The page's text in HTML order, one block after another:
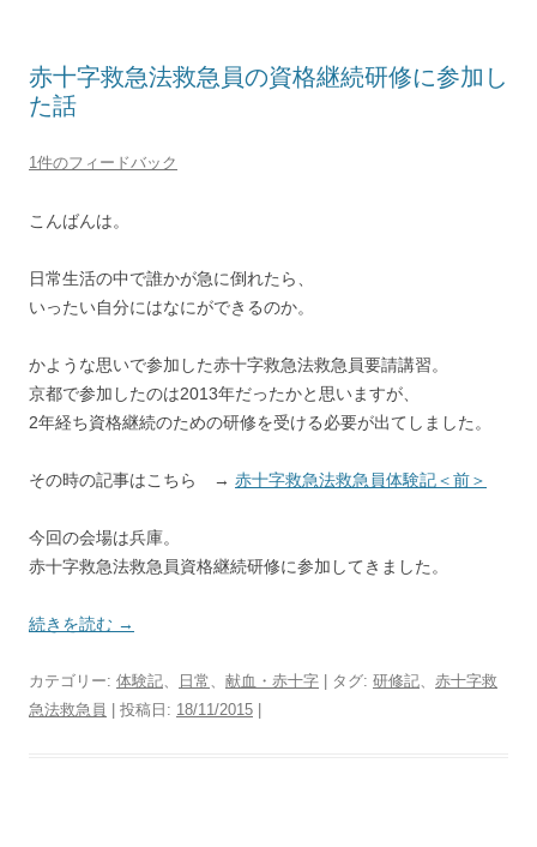
赤十字救急法救急員の資格継続研修に参加し
た話
1件のフィードバック
こんばんは。
日常生活の中で誰かが急に倒れたら、
いったい自分にはなにができるのか。
かような思いで参加した赤十字救急法救急員要請講習。
京都で参加したのは2013年だったかと思いますが、
2年経ち資格継続のための研修を受ける必要が出てしました。
その時の記事はこちら → 赤十字救急法救急員体験記＜前＞
今回の会場は兵庫。
赤十字救急法救急員資格継続研修に参加してきました。
続きを読む →
カテゴリー: 体験記、 日常、 献血・赤十字 | タグ: 研修記、 赤十字救
急法救急員
| 投稿日: 18/11/2015